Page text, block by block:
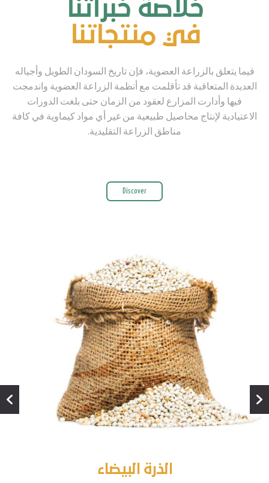
خلاصة خبراتنا
في منتجاتنا
فيما يتعلق بالزراعة العضوية، فإن تاريخ السودان الطويل وأجياله
العديدة المتعاقبة قد تأقلمت مع أنظمة الزراعة العضوية واندمجت
فيها وأدارت المزارع لعقود من الزمان حتى بلغت الدورات
الاعتيادية لإنتاج محاصيل طبيعية من غير أي مواد كيماوية في كافة
مناطق الزراعة التقليدية.
Discover
الذرة البيضاء